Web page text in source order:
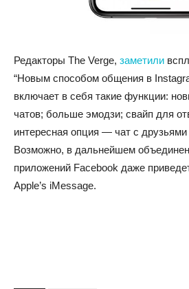
Редакторы The Verge, заметили
“Новым способом общения в
включает в себя такие функции:
чатов; больше эмодзи; свайп для
интересная опция — чат с друзьями
Возможно, в дальнейшем
приложений Facebook даже
Apple’s iMessage.